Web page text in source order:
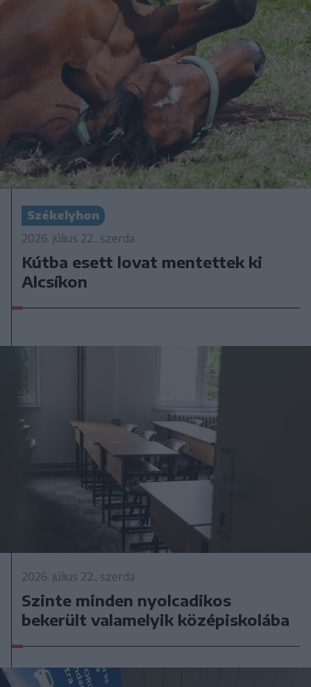
Székelyhon
2026. július 22., szerda
Kútba esett lovat mentettek ki
Alcsíkon
2026. július 22., szerda
Szinte minden nyolcadikos
bekerült valamelyik középiskolába